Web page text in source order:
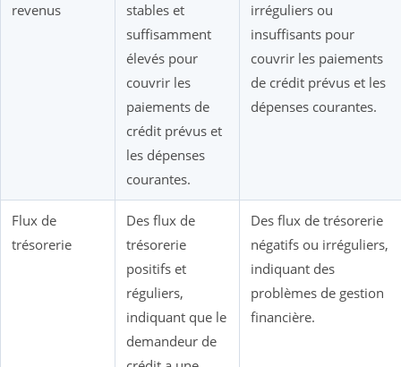
revenus
stables et
suffisamment
élevés pour
couvrir les
paiements de
crédit prévus et
les dépenses
courantes.
irréguliers ou
insuffisants pour
couvrir les paiements
de crédit prévus et les
dépenses courantes.
Flux de
trésorerie
Des flux de
trésorerie
positifs et
réguliers,
indiquant que le
demandeur de
Des flux de trésorerie
négatifs ou irréguliers,
indiquant des
problèmes de gestion
financière.